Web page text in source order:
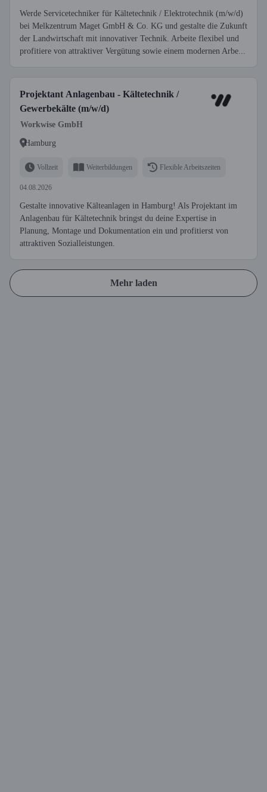
Werde Servicetechniker für Kältetechnik / Elektrotechnik (m/w/d)
bei Melkzentrum Maget GmbH & Co. KG und gestalte die Zukunft
der Landwirtschaft mit innovativer Technik. Arbeite flexibel und
profitiere von attraktiver Vergütung sowie einem modernen Arbe...
Projektant Anlagenbau - Kältetechnik /
Gewerbekälte (m/w/d)
Workwise GmbH
Hamburg
Vollzeit Weiterbildungen Flexible Arbeitszeiten
04.08.2026
Gestalte innovative Kälteanlagen in Hamburg! Als Projektant im
Anlagenbau für Kältetechnik bringst du deine Expertise in
Planung, Montage und Dokumentation ein und profitierst von
attraktiven Sozialleistungen.
Mehr laden